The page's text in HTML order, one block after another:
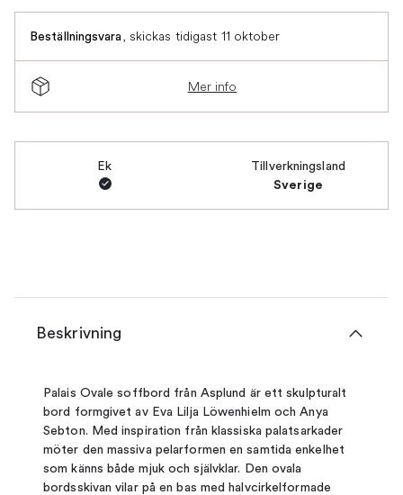
Beställningsvara, skickas tidigast 11 oktober
Mer info
Ek Tillverkningsland
Sverige
Beskrivning
Palais Ovale soffbord från Asplund är ett skulpturalt
bord formgivet av Eva Lilja Löwenhielm och Anya
Sebton. Med inspiration från klassiska palatsarkader
möter den massiva pelarformen en samtida enkelhet
som känns både mjuk och självklar. Den ovala
bordsskivan vilar på en bas med halvcirkelformade